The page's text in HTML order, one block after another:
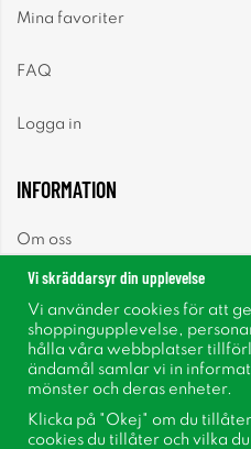
Mina favoriter
FAQ
Logga in
INFORMATION
Om oss
Nyhetsbrev
Om cookies
Vi skräddarsyr din upplevelse
Vi använder cookies för att
shoppingupplevelse,
hålla våra webbplatser
ändamål samlar vi in
mönster och deras enheter.
Klicka på "Okej" om du
cookies du tillåter och vilka